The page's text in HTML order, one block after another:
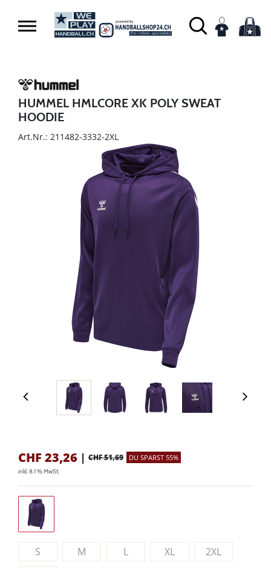
HUMMEL HMLCORE XK POLY SWEAT
HOODIE
Art.Nr.: 211482-3332-2XL
CHF 23,26 | CHF 51,69 DU SPARST 55%
inkl. 8.1 % MwSt.
S M L XL
2XL